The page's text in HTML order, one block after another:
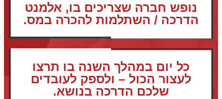
נופש חברה שצריכים בו, אלמנט
הדרכה / השתלמות להכרה במס.
כל יום במהלך השנה בו תרצו
לעצור הכול – ולספק לעובדים
שלכם הדרכה בנושא.